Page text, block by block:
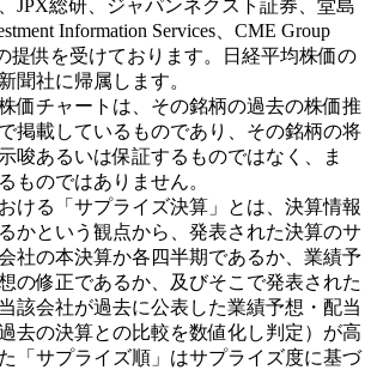
JPX総研、ジャパンネクスト証券、堂島
Information Services、CME Group
提供を受けております。日経平均株価の
聞社に帰属します。
価チャートは、その銘柄の過去の株価推
掲載しているものであり、その銘柄の将
唆あるいは保証するものではなく、ま
ものではありません。
ける「サプライズ決算」とは、決算情報
かという観点から、発表された決算のサ
社の本決算か各四半期であるか、業績予
の修正であるか、及びそこで発表された
該会社が過去に公表した業績予想・配当
去の決算との比較を数値化し判定）が高
「サプライズ順」はサプライズ度に基づ